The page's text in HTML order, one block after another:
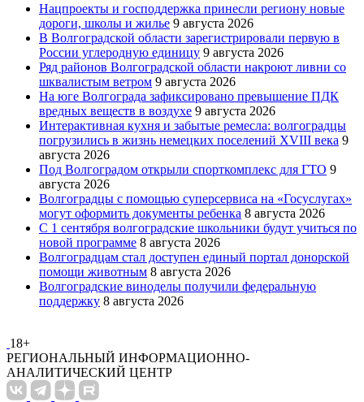
Нацпроекты и господдержка принесли региону новые
дороги, школы и жилье 9 августа 2026
В Волгоградской области зарегистрировали первую в
России углеродную единицу 9 августа 2026
Ряд районов Волгоградской области накроют ливни со
шквалистым ветром 9 августа 2026
На юге Волгограда зафиксировано превышение ПДК
вредных веществ в воздухе 9 августа 2026
Интерактивная кухня и забытые ремесла: волгоградцы
погрузились в жизнь немецких поселений XVIII века 9
августа 2026
Под Волгоградом открыли спорткомплекс для ГТО 9
августа 2026
Волгоградцы с помощью суперсервиса на «Госуслугах»
могут оформить документы ребенка 8 августа 2026
С 1 сентября волгоградские школьники будут учиться по
новой программе 8 августа 2026
Волгоградцам стал доступен единый портал донорской
помощи животным 8 августа 2026
Волгоградские виноделы получили федеральную
поддержку 8 августа 2026
18+
РЕГИОНАЛЬНЫЙ ИНФОРМАЦИОННО-
АНАЛИТИЧЕСКИЙ ЦЕНТР